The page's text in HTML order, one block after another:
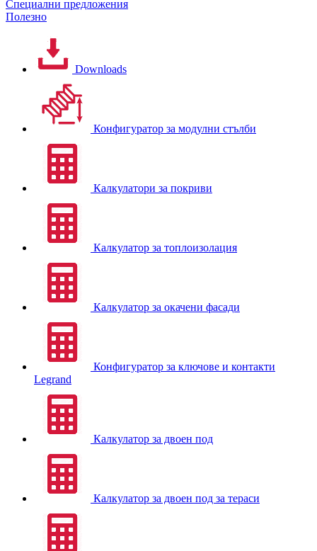
Специални предложения
Полезно
Downloads
Конфигуратор за модулни стълби
Калкулатори за покриви
Калкулатор за топлоизолация
Калкулатор за окачени фасади
Конфигуратор за ключове и контакти
Legrand
Калкулатор за двоен под
Калкулатор за двоен под за тераси